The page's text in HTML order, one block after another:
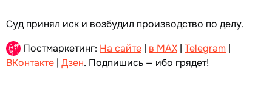
Суд принял иск и возбудил производство по делу.
Постмаркетинг: На сайте | в MAX | Telegram |
ВКонтакте | Дзен. Подпишись — ибо грядет!